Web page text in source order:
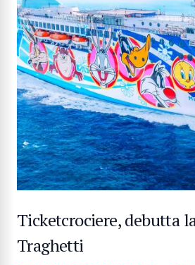
Ticketcrociere, debutta
Traghetti